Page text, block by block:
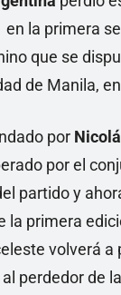
en la primera
que se
de Manila,
por
por el
partido y
la primera
volverá a
perdedor de